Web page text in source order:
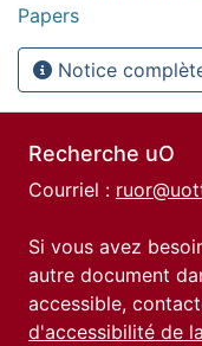
Papers
Notice
Recherche uO
Courriel :
Si vous avez
autre document
accessible,
d'accessibilité de